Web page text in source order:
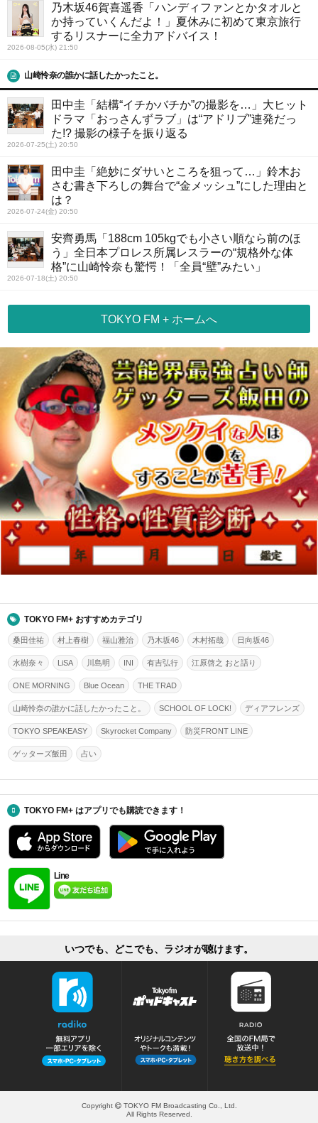
乃木坂46賀喜遥香「ハンディファンとかタオルと
か持っていくんだよ！」夏休みに初めて東京旅行
するリスナーに全力アドバイス！
2026-08-05(水) 21:50
山崎怜奈の誰かに話したかったこと。
田中圭「結構“イチかバチか”の撮影を…」大ヒット
ドラマ「おっさんずラブ」は“アドリブ”連発だっ
た!? 撮影の様子を振り返る
2026-07-25(土) 20:50
田中圭「絶妙にダサいところを狙って…」鈴木お
さむ書き下ろしの舞台で“金メッシュ”にした理由と
は？
2026-07-24(金) 20:50
安齊勇馬「188cm 105kgでも小さい順なら前のほ
う」全日本プロレス所属レスラーの“規格外な体
格”に山崎怜奈も驚愕！「全員“壁”みたい」
2026-07-18(土) 20:50
TOKYO FM + ホームへ
TOKYO FM+ おすすめカテゴリ
桑田佳祐 村上春樹 福山雅治 乃木坂46 木村拓哉 日向坂46
水樹奈々 LiSA 川島明 INI 有吉弘行 江原啓之 おと語り
ONE MORNING Blue Ocean THE TRAD
山崎怜奈の誰かに話したかったこと。 SCHOOL OF LOCK! ディアフレンズ
TOKYO SPEAKEASY Skyrocket Company 防災FRONT LINE
ゲッターズ飯田 占い
TOKYO FM+ はアプリでも購読できます！
Line
いつでも、どこでも、ラジオが聴けます。
Copyright
TOKYO FM Broadcasting Co., Ltd.
All Rights Reserved.